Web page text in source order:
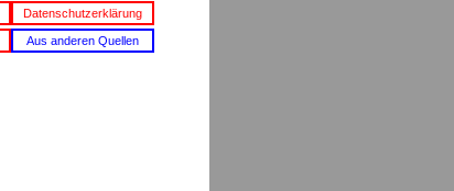
Datenschutzerklärung
Aus anderen Quellen